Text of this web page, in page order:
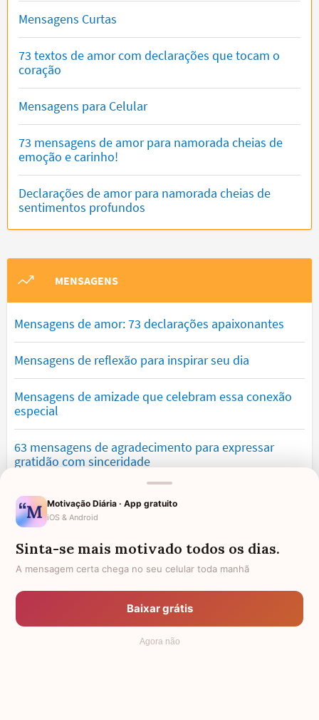
Mensagens Curtas
73 textos de amor com declarações que tocam o
coração
Mensagens para Celular
73 mensagens de amor para namorada cheias de
emoção e carinho!
Declarações de amor para namorada cheias de
sentimentos profundos
MENSAGENS
Mensagens de amor: 73 declarações apaixonantes
Mensagens de reflexão para inspirar seu dia
Mensagens de amizade que celebram essa conexão
especial
63 mensagens de agradecimento para expressar
gratidão com sinceridade
Mensagens de saudade que tocam o coração e
expressam falta
Mensagens de otimismo que vão encher você de
confiança
Mensagens para namorado: declare o seu amor com
Motivação Diária · App gratuito
iOS & Android
Sinta-se mais motivado todos os dias.
A mensagem certa chega no seu celular toda manhã
Baixar grátis
Agora não